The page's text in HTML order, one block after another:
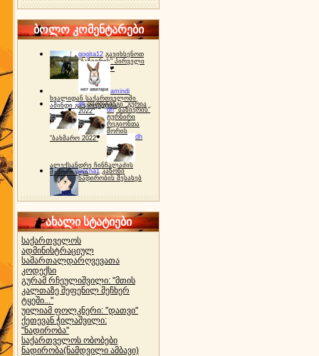
ბოლო კომენტარები
gogita12 გავიხსენოთ
"ბაზიერის" პირველი
ტურნირი ❤
amindi
ხვალიდან საქართველოში
ამინდი გაუარესდება
dh სპორტინგი "გურია
2022"
dh "ბაზიერის"
ტურნირი
რეგიონთა
შორის
"ბახმარო 2022"
dh
ალექსანდრე ჩინჩალაძის
მემორიალიgocha1 კანონი
ნადირობის შესახებ
ახალი სტატიები
საქართველოს
ადმინისტრაციულ
სამართალდარღვევათა
კოდექსი
გურამ რჩეულიშვილი: "მთის
კალთაზე შეფენილ მეჩხერ
ტყეში..."
უილიამ ფოლკნერი: "დათვი"
ქეთევან ჭილაშვილი:
"ნადირობა"
საქართველოს ობობები
ნადირობა(ნამდვილი ამბავი)